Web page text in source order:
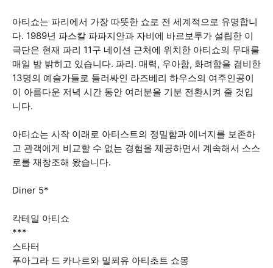
아티쇼는 파리에서 가장 따뜻한 쇼로 전 세계적으로 유명합니
다. 1989년 파스칼 파파지안과 자비에 바르보투가 설립한 이
극단은 현재 파리 11구 네이션 근처에 위치한 아티쇼의 무대를
매일 밤 밝히고 있습니다. 파리. 매력, 우아함, 화려함을 겸비한
13명의 예술가들로 둘러싸인 라즈베리 하우스의 여주인공이
이 아름다운 저녁 시간 동안 여러분을 기분 전환시켜 줄 것입
니다.
아티쇼는 시작 이래로 아티스트의 정밀함과 에너지를 보존하
고 관객에게 비교할 수 없는 경험을 제공하면서 계속해서 스스
로를 재창조해 왔습니다.
Diner 5*
칵테일 아티쇼
***
스타터
푸아그라 드 카나르와 밀푀유 아티초트 쇼몽